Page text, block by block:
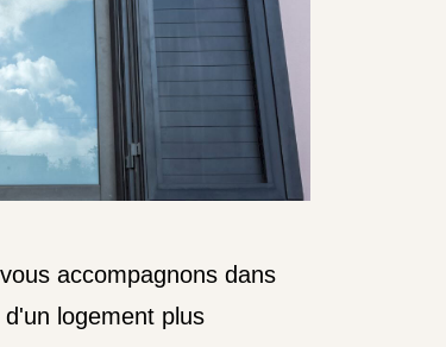
accompagnons dans
logement plus